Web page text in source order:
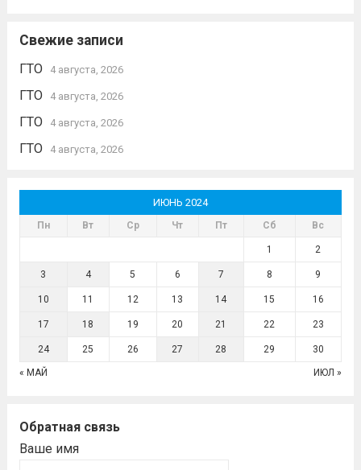
Свежие записи
ГТО 4 августа, 2026
ГТО 4 августа, 2026
ГТО 4 августа, 2026
ГТО 4 августа, 2026
ИЮНЬ 2024
Пн Вт Ср Чт Пт Сб Вс
1 2
3 4 5 6 7 8 9
10 11 12 13 14 15 16
17 18 19 20 21 22 23
24 25 26 27 28 29 30
« МАЙ ИЮЛ »
Обратная связь
Ваше имя